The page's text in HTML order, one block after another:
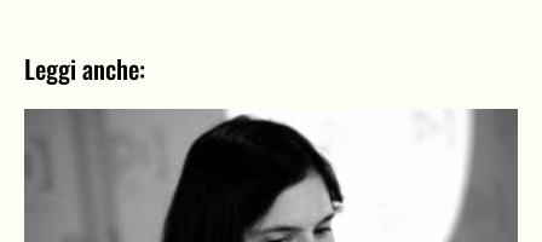
Leggi anche: